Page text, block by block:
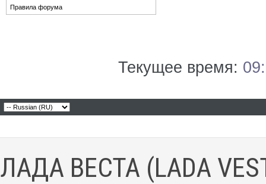
Правила форума
Текущее время:
ЛАДА ВЕСТА (LADA